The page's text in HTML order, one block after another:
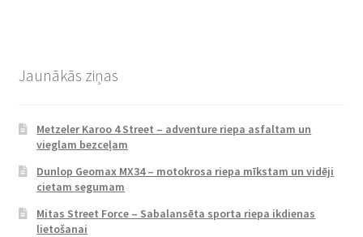
Jaunākās ziņas
Metzeler Karoo 4 Street – adventure riepa asfaltam un
vieglam bezceļam
Dunlop Geomax MX34 – motokrosa riepa mīkstam un vidēji
cietam segumam
Mitas Street Force – Sabalansēta sporta riepa ikdienas
lietošanai